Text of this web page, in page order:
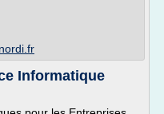
Informatique